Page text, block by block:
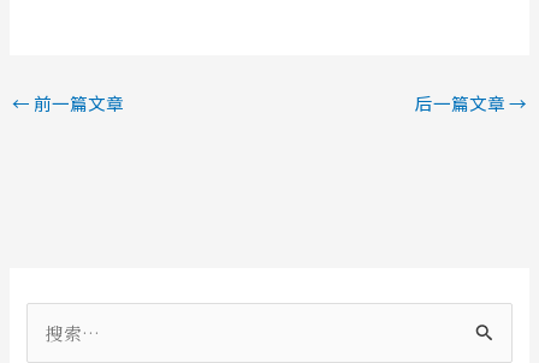
← 前一篇文章 后一篇文章→